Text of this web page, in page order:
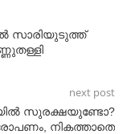
സാരിയുടുത്ത്
next post
സുരക്ഷയുണ്ടോ?
നികത്താതെ